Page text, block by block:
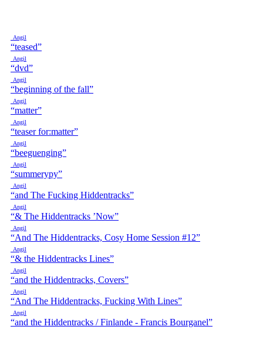
Angil
“teased”
Angil
“dvd”
Angil
“beginning of the fall”
Angil
“matter”
Angil
“teaser for:matter”
Angil
“beeguenging”
Angil
“summerypy”
Angil
“and The Fucking Hiddentracks”
Angil
“& The Hiddentracks ’Now”
Angil
“And The Hiddentracks, Cosy Home Session #12”
Angil
“& the Hiddentracks Lines”
Angil
“and the Hiddentracks, Covers”
Angil
“And The Hiddentracks, Fucking With Lines”
Angil
“and the Hiddentracks / Finlande - Francis Bourganel”